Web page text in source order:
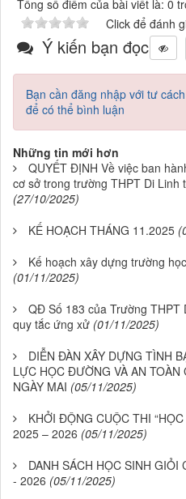
Tổng số điểm của bài viết là: 0
Click để đánh
Ý kiến bạn đọc
Bạn cần đăng nhập với tư
để có thể bình luận
Những tin mới hơn
QUYẾT ĐỊNH Về việc ban
cơ sở trong trường THPT Di Linh
(27/10/2025)
KẾ HOẠCH THÁNG 11.2025
Kế hoạch xây dựng trường
(01/11/2025)
QĐ Số 183 của Trường THPT
quy tắc ứng xử (01/11/2025)
DIỄN ĐÀN XÂY DỰNG TÌNH
LỰC HỌC ĐƯỜNG VÀ AN
NGÀY MAI (05/11/2025)
KHỞI ĐỘNG CUỘC THI
2025 – 2026 (05/11/2025)
DANH SÁCH HỌC SINH
- 2026 (05/11/2025)